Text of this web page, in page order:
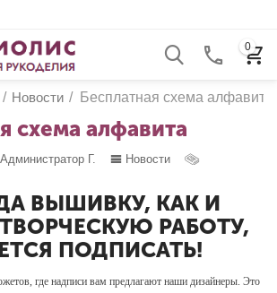
0
/ Новости / Бесплатная схема алфавита
схема алфавита
Администратор Г. Новости
ВЫШИВКУ, КАК И
РАБОТУ,
ПОДПИСАТЬ!
где надписи вам предлагают наши дизайнеры. Это